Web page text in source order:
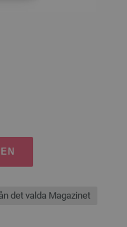
det valda Magazinet